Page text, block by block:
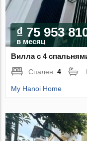
₫ 75 953
в месяц
Вилла с 4
Спален:4
My Hanoi Home